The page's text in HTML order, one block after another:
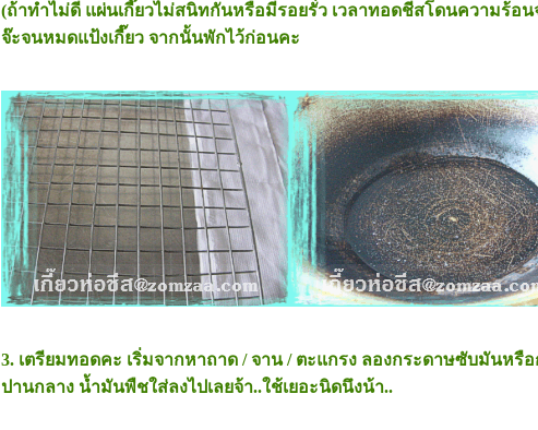
(ถ้าทำไม่ดี แผ่นเกี๊ยวไม่สนิทกันหรือมีรอยรั่ว เวลาทอดชีสโดนความร้อ
จ๊ะจนหมดแป้งเกี๊ยว จากนั้นพักไว้ก่อนคะ
3. เตรียมทอดคะ เริ่มจากหาถาด / จาน / ตะแกรง ลองกระดาษซับมันห
ปานกลาง น้ำมันพืชใส่ลงไปเลยจ้า..ใช้เยอะนิดนึงน้า..